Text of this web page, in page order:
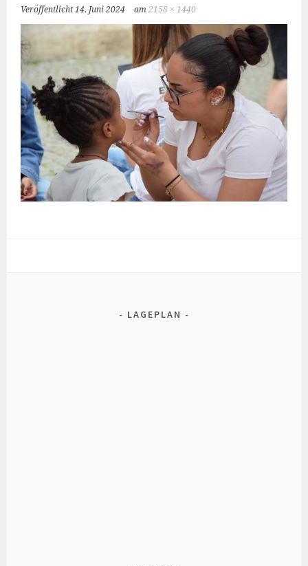
Veröffentlicht 14. Juni 2024 am2158 × 1440
LAGEPLAN